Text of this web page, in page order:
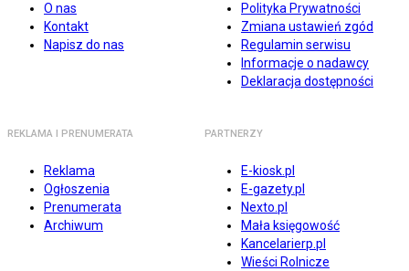
O nas
Kontakt
Napisz do nas
Polityka Prywatności
Zmiana ustawień zgód
Regulamin serwisu
Informacje o nadawcy
Deklaracja dostępności
REKLAMA I PRENUMERATA
Reklama
Ogłoszenia
Prenumerata
Archiwum
PARTNERZY
E-kiosk.pl
E-gazety.pl
Nexto.pl
Mała księgowość
Kancelarierp.pl
Wieści Rolnicze